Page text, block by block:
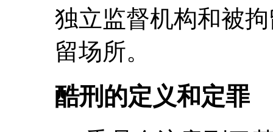
独立监督机构和被
留场所。
酷刑的定义和定罪